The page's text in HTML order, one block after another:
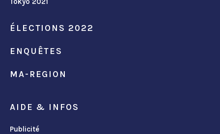
ÉLECTIONS 2022
ENQUÊTES
MA-REGION
AIDE & INFOS
Publicité